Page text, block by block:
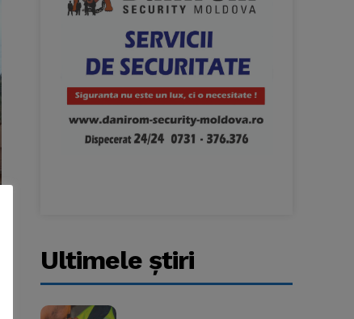
Ultimele ştiri